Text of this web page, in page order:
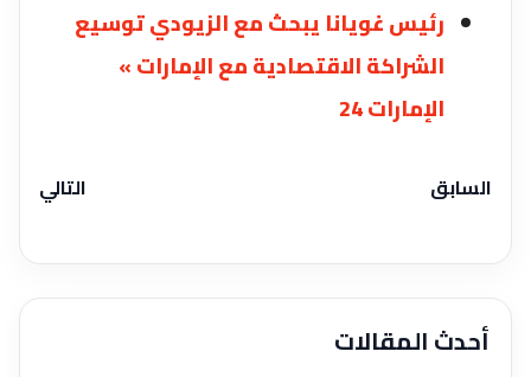
رئيس غويانا يبحث مع الزيودي توسيع
الشراكة الاقتصادية مع الإمارات »
الإمارات 24
السابق التالي
أحدث المقالات